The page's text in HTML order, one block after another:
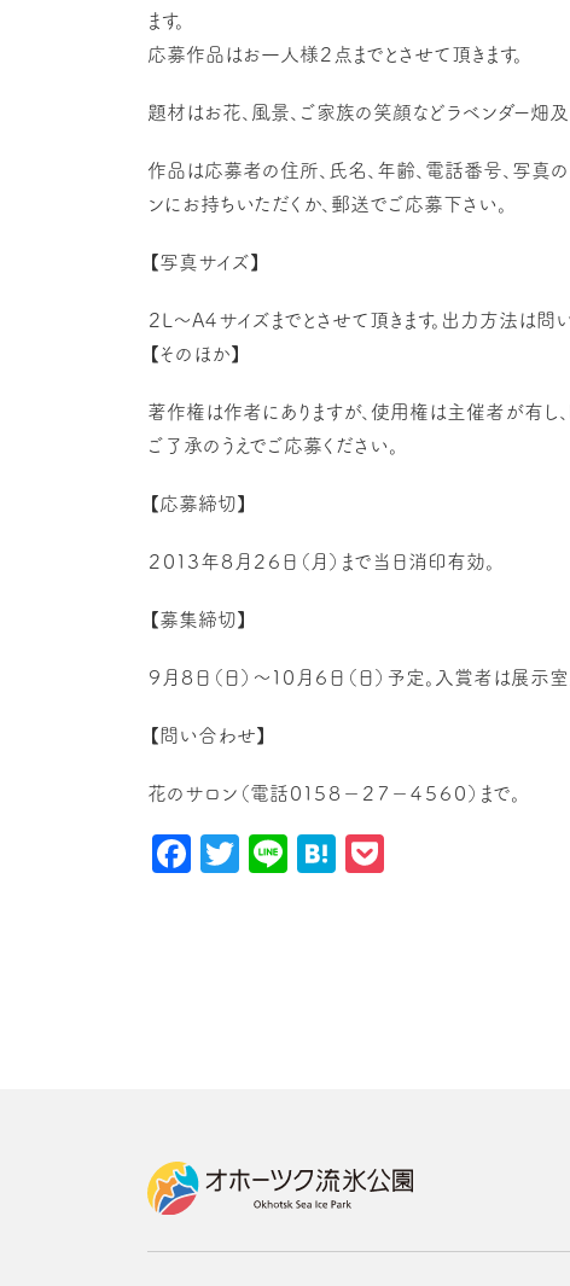
ます。
応募作品はお一人様２点までとさせて頂きます。
題材はお花、風景、ご家族の笑顔などラベンダー畑
作品は応募者の住所、氏名、年齢、電話番号、写真
ンにお持ちいただくか、郵送でご応募下さい。
【写真サイズ】
２L～A４サイズまでとさせて頂きます。出力方法は問
【そのほか】
著作権は作者にありますが、使用権は主催者が有し
ご了承のうえでご応募ください。
【応募締切】
２０１３年８月２６日（月）まで当日消印有効。
【募集締切】
９月８日（日）～１０月６日（日）予定。入賞者は展示
【問い合わせ】
花のサロン（電話０１５８－２７－４５６０）まで。
Facebook
Twitter
LineHatena